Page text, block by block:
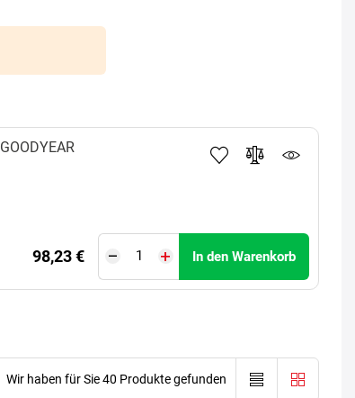
GOODYEAR
98,23 € In den Warenkorb
Wir haben für Sie 40 Produkte gefunden